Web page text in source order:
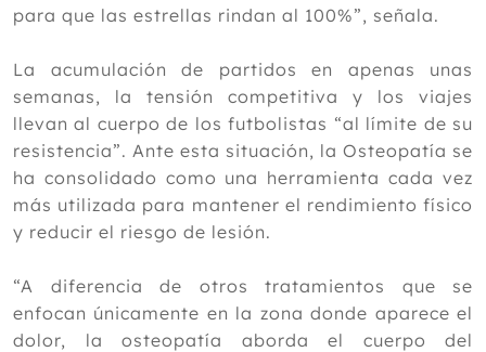
2025
2024
2023
2022
2021
2020
2018
2017
para que las estrellas rindan al 100%”, señala.
La acumulación de partidos en apenas unas
semanas, la tensión competitiva y los viajes
llevan al cuerpo de los futbolistas “al límite de su
resistencia”. Ante esta situación, la Osteopatía se
ha consolidado como una herramienta cada vez
más utilizada para mantener el rendimiento físico
y reducir el riesgo de lesión.
“A diferencia de otros tratamientos que se
enfocan únicamente en la zona donde aparece el
dolor, la osteopatía aborda el cuerpo del